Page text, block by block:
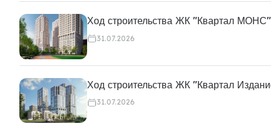
Ход строительства ЖК "Квартал МОНС"
31.07.2026
Ход строительства ЖК "Квартал
31.07.2026